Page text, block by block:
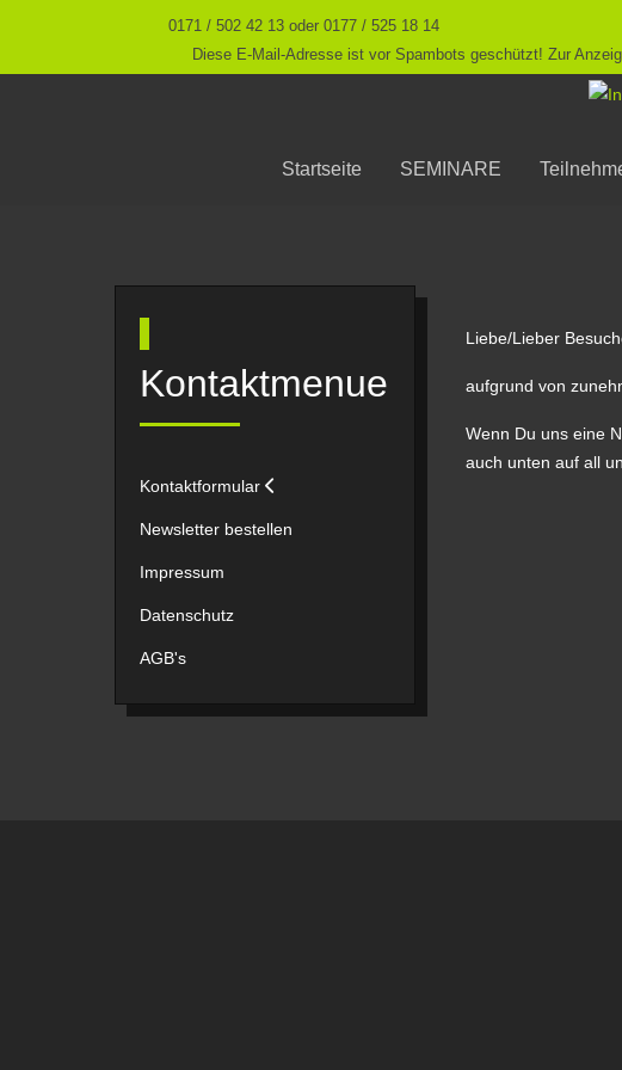
0171 / 502 42 13 oder 0177 / 525 18 14
Diese E-Mail-Adresse ist vor Spambots geschützt! Zur
Startseite SEMINARE
Kontaktmenue
Kontaktformular
Newsletter bestellen
Impressum
Datenschutz
AGB's
Liebe/Lieber
aufgrund von
Wenn Du uns eine
auch unten auf all